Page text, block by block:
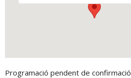
Programació pendent de confirmació